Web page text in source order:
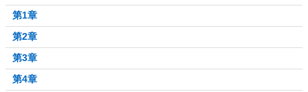
第1章
第2章
第3章
第4章